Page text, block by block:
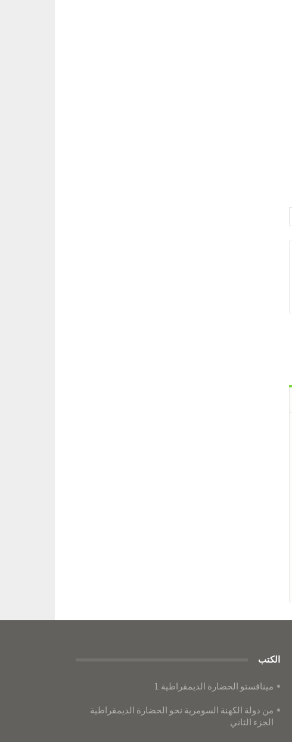
الكتب
مينافستو الحضارة الديمقراطية 1
من دولة الكهنة السومرية نحو الحضارة الديمقراطية
الجزء الثاني